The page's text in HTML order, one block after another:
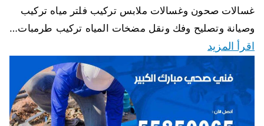
غسالات صحون وغسالات ملابس تركيب فلتر مياه تركيب
وصيانة وتصليح وفك ونقل مضخات المياه تركيب طرمبات…
اقرأ المزيد